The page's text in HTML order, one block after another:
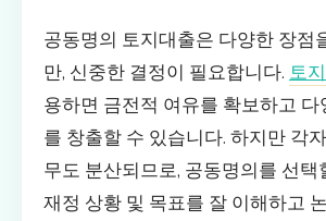
공동명의 토지대출은 다양한 장점
만, 신중한 결정이 필요합니다. 토
용하면 금전적 여유를 확보하고 다
를 창출할 수 있습니다. 하지만 각
무도 분산되므로, 공동명의를 선택
재정 상황 및 목표를 잘 이해하고